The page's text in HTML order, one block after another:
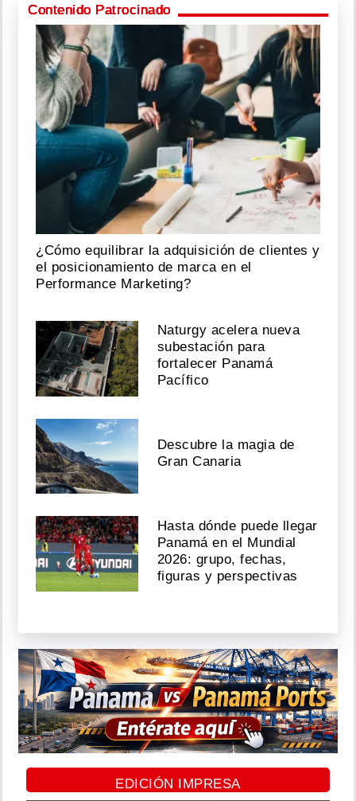
Contenido Patrocinado
¿Cómo equilibrar la adquisición de clientes y
el posicionamiento de marca en el
Performance Marketing?
Naturgy acelera nueva
subestación para
fortalecer Panamá
Pacífico
Descubre la magia de
Gran Canaria
Hasta dónde puede llegar
Panamá en el Mundial
2026: grupo, fechas,
figuras y perspectivas
EDICIÓN IMPRESA